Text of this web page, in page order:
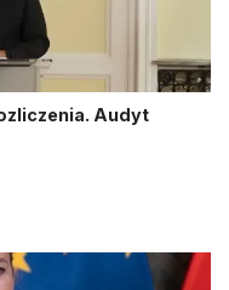
Audyt